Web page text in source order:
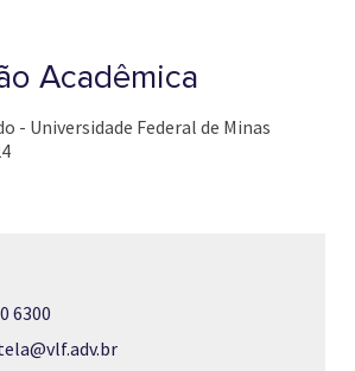
Acadêmica
- Universidade Federal de Minas
6300